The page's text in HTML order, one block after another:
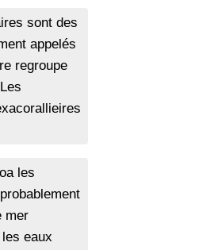
sont des
appelés
regroupe
les
mer
eaux